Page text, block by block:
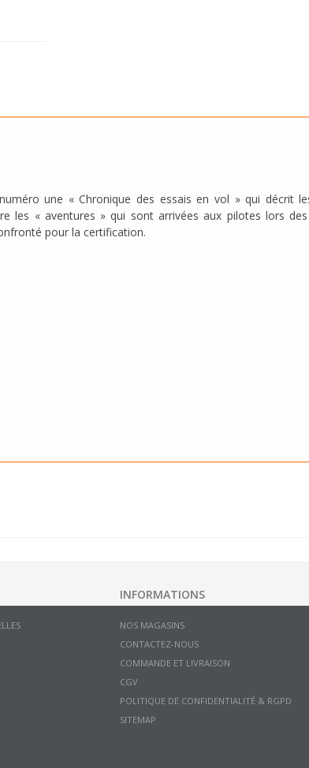
une « Chronique des essais en vol » qui décrit
les « aventures » qui sont arrivées aux pilotes lors
pour la certification.
INFORMATIONS
NOS MAGASINS
CONTACTEZ-NOUS
COMMANDE ET LIVRAISON
CGV
POLITIQUE DE CONFIDENTIALITÉ & RGPD
SITEMAP